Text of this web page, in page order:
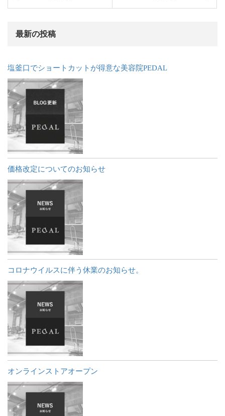
最新の投稿
塩釜口でショートカットが得意な美容院PEDAL
価格改定についてのお知らせ
コロナウイルスに伴う休業のお知らせ。
オンラインストアオープン